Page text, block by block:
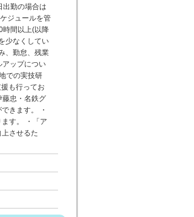
出勤の場合は
ジュールを管
時間以上(以降
少なくしてい
、勤怠、残業
アップについ
での実技研
も行ってお
藤忠・名鉄グ
きます。 ・
す。 ・「ア
させるた